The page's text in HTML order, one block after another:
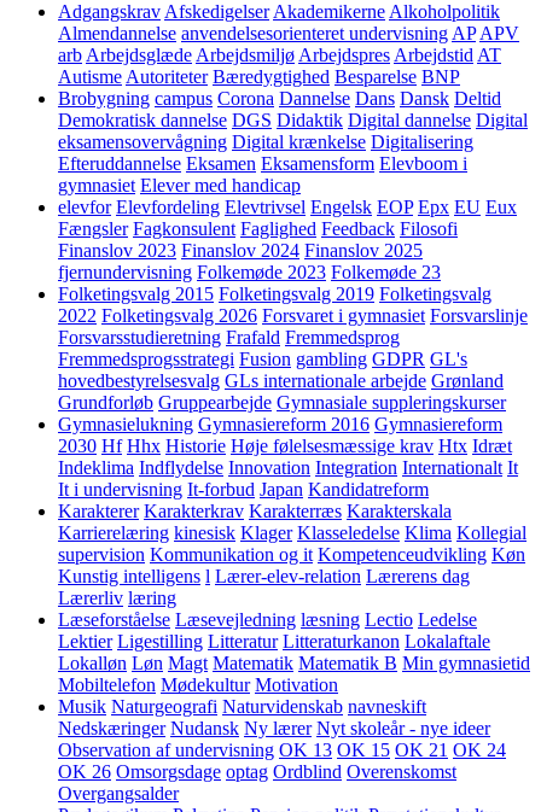
Adgangskrav Afskedigelser Akademikerne Alkoholpolitik
Almendannelse anvendelsesorienteret undervisning AP APV
arb Arbejdsglæde Arbejdsmiljø Arbejdspres Arbejdstid AT
Autisme Autoriteter Bæredygtighed Besparelse BNP
Brobygning campus Corona Dannelse Dans Dansk Deltid
Demokratisk dannelse DGS Didaktik Digital dannelse Digital
eksamensovervågning Digital krænkelse Digitalisering
Efteruddannelse Eksamen Eksamensform Elevboom i
gymnasiet Elever med handicap
elevfor Elevfordeling Elevtrivsel Engelsk EOP Epx EU Eux
Fængsler Fagkonsulent Faglighed Feedback Filosofi
Finanslov 2023 Finanslov 2024 Finanslov 2025
fjernundervisning Folkemøde 2023 Folkemøde 23
Folketingsvalg 2015 Folketingsvalg 2019 Folketingsvalg
2022 Folketingsvalg 2026 Forsvaret i gymnasiet Forsvarslinje
Forsvarsstudieretning Frafald Fremmedsprog
Fremmedsprogsstrategi Fusion gambling GDPR GL's
hovedbestyrelsesvalg GLs internationale arbejde Grønland
Grundforløb Gruppearbejde Gymnasiale suppleringskurser
Gymnasielukning Gymnasiereform 2016 Gymnasiereform
2030 Hf Hhx Historie Høje følelsesmæssige krav Htx Idræt
Indeklima Indflydelse Innovation Integration Internationalt It
It i undervisning It-forbud Japan Kandidatreform
Karakterer Karakterkrav Karakterræs Karakterskala
Karrierelæring kinesisk Klager Klasseledelse Klima Kollegial
supervision Kommunikation og it Kompetenceudvikling Køn
Kunstig intelligens l Lærer-elev-relation Lærerens dag
Lærerliv læring
Læseforståelse Læsevejledning læsning Lectio Ledelse
Lektier Ligestilling Litteratur Litteraturkanon Lokalaftale
Lokalløn Løn Magt Matematik Matematik B Min gymnasietid
Mobiltelefon Mødekultur Motivation
Musik Naturgeografi Naturvidenskab navneskift
Nedskæringer Nudansk Ny lærer Nyt skoleår - nye ideer
Observation af undervisning OK 13 OK 15 OK 21 OK 24
OK 26 Omsorgsdage optag Ordblind Overenskomst
Overgangsalder